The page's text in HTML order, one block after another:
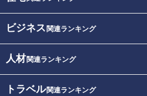
ビジネス 関連ランキング
人材関連ランキング
トラベル関連ランキング